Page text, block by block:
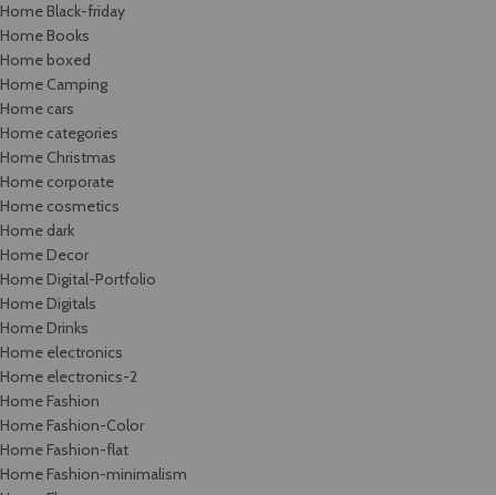
Home Black-friday
Home Books
Home boxed
Home Camping
Home cars
Home categories
Home Christmas
Home corporate
Home cosmetics
Home dark
Home Decor
Home Digital-Portfolio
Home Digitals
Home Drinks
Home electronics
Home electronics-2
Home Fashion
Home Fashion-Color
Home Fashion-flat
Home Fashion-minimalism